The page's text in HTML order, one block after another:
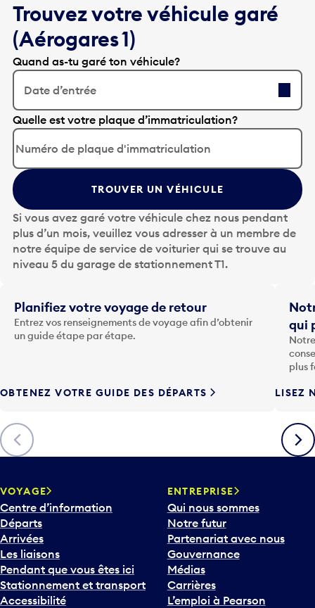
Trouvez votre véhicule garé
(Aérogares 1)
Quand as-tu garé ton véhicule?
Date d’entrée
A
p
p
u
y
e
z
s
u
r
l
t
o
u
F
è
c
h
v
e
r
s
l
e
b
a
Quelle est votre plaque d’immatriculation?
TROUVER UN VÉHICULE
Si vous avez garé votre véhicule chez nous pendant
plus d’un mois, veuillez vous adresser à un membre de
notre équipe de service de voiturier qui se trouve au
niveau 5 du garage de stationnement T1.
Précédent
Planifiez votre voyage de retour
Entrez vos renseignements de voyage afin d’obtenir
un guide étape par étape.
OBTENEZ VOTRE GUIDE DES DÉPARTS
qui
plus
LISEZ
VOYAGE
Centre d’information
Départs
Arrivées
Les liaisons
Pendant que vous êtes ici
Stationnement et transport
Accessibilité
ENTREPRISE
Qui nous sommes
Notre futur
Partenariat avec nous
Gouvernance
Médias
Carrières
L’emploi à Pearson